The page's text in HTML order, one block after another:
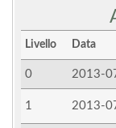
Livello Data
0 2013-
1 2013-